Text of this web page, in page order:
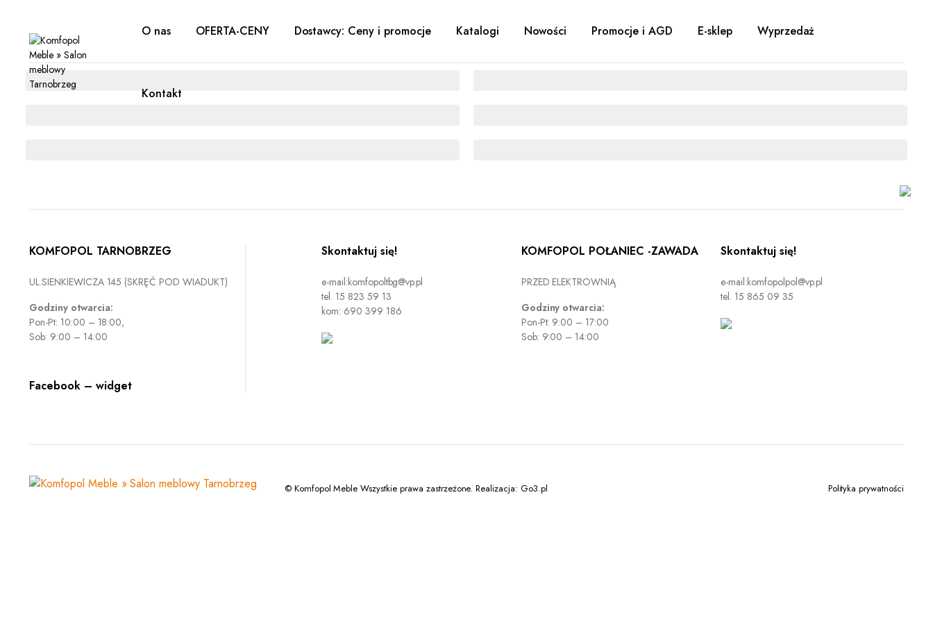
O nas OFERTA-CENY Dostawcy: Ceny i promocje Katalogi Nowości Promocje i AGD E-sklep Wyprzedaż
Kontakt
KOMFOPOL TARNOBRZEG
UL.SIENKIEWICZA 145 (SKRĘĆ POD WIADUKT)
Godziny otwarcia:
Pon-Pt: 10:00 – 18:00,
Sob: 9:00 – 14:00
Facebook – widget
Skontaktuj się!
e-mail:komfopoltbg@vp.pl
tel. 15 823 59 13
kom: 690 399 186
KOMFOPOL POŁANIEC -ZAWADA
PRZED ELEKTROWNIĄ
Godziny otwarcia:
Pon-Pt: 9:00 – 17:00
Sob: 9:00 – 14:00
Skontaktuj się!
e-mail:komfopolpol@vp.pl
tel. 15 865 09 35
© Komfopol Meble Wszystkie prawa zastrzeżone. Realizacja: Go3.pl Polityka prywatności